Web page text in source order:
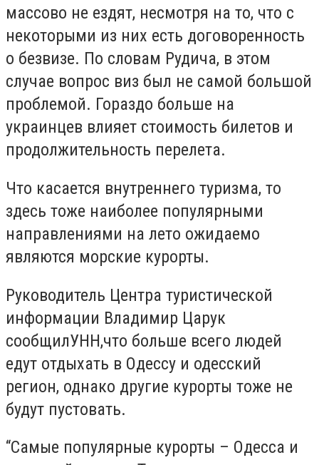
массово не ездят, несмотря на то, что с
некоторыми из них есть договоренность
о безвизе. По словам Рудича, в этом
случае вопрос виз был не самой большой
проблемой. Гораздо больше на
украинцев влияет стоимость билетов и
продолжительность перелета.
Что касается внутреннего туризма, то
здесь тоже наиболее популярными
направлениями на лето ожидаемо
являются морские курорты.
Руководитель Центра туристической
информации Владимир Царук
сообщилУНН,что больше всего людей
едут отдыхать в Одессу и одесский
регион, однако другие курорты тоже не
будут пустовать.
“Самые популярные курорты – Одесса и